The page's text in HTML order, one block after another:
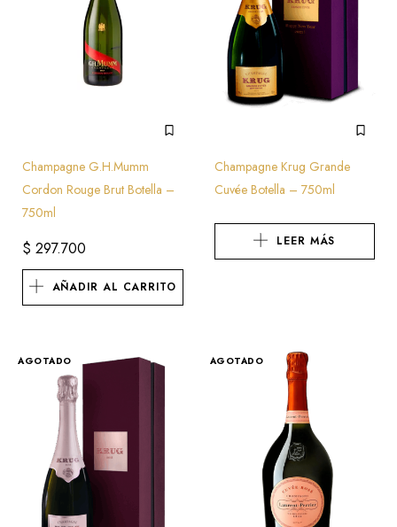
Champagne G.H.Mumm
Cordon Rouge Brut Botella –
750ml
$ 297.700
AÑADIR AL CARRITO
Champagne Krug Grande
Cuvée Botella – 750ml
LEER MÁS
AGOTADO AGOTADO